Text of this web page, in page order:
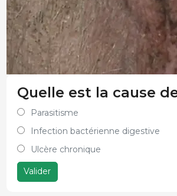
Quelle est la cause
Parasitisme
Infection bactérienne digestive
Ulcère chronique
Valider